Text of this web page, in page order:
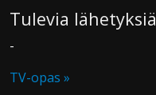
Tulevia lähetyksiä
-
TV-opas »